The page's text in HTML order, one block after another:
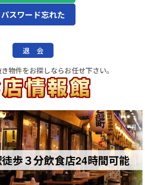
パスワード忘れた
退 会
物件をお探しならお任せ下さい。
歩３分飲食店24時間可能